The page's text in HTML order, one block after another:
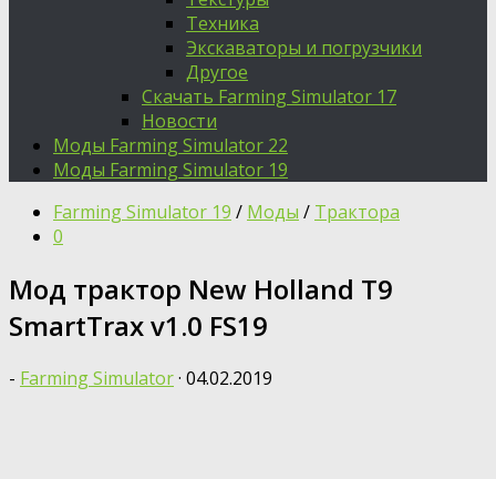
Техника
Экскаваторы и погрузчики
Другое
Скачать Farming Simulator 17
Новости
Моды Farming Simulator 22
Моды Farming Simulator 19
Farming Simulator 19 / Моды / Трактора
0
Мод трактор New Holland T9
SmartTrax v1.0 FS19
- Farming Simulator· 04.02.2019